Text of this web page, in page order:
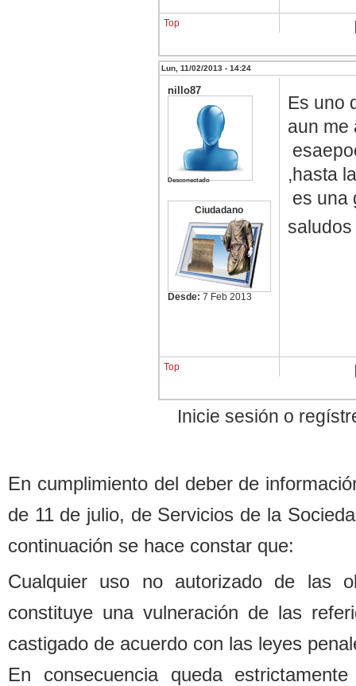
Top
Lun, 11/02/2013 - 14:24
nillo87
Desconectado
Ciudadano
Desde: 7 Feb 2013
Es uno
aun me
,hasta
es una
saludos
Top
Inicie sesión o
En cumplimiento del deber de
de 11 de julio, de Servicios de la
continuación se hace constar que:
Cualquier uso no autorizado de las o
constituye una vulneración de las
castigado de acuerdo con las leyes
En consecuencia queda